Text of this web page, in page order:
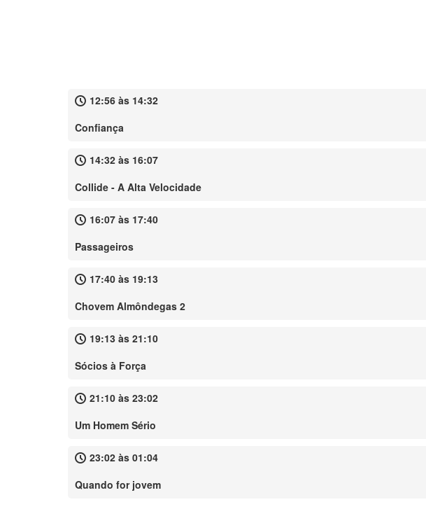
12:56 às 14:32
Confiança
14:32 às 16:07
Collide - A Alta Velocidade
16:07 às 17:40
Passageiros
17:40 às 19:13
Chovem Almôndegas 2
19:13 às 21:10
Sócios à Força
21:10 às 23:02
Um Homem Sério
23:02 às 01:04
Quando for jovem